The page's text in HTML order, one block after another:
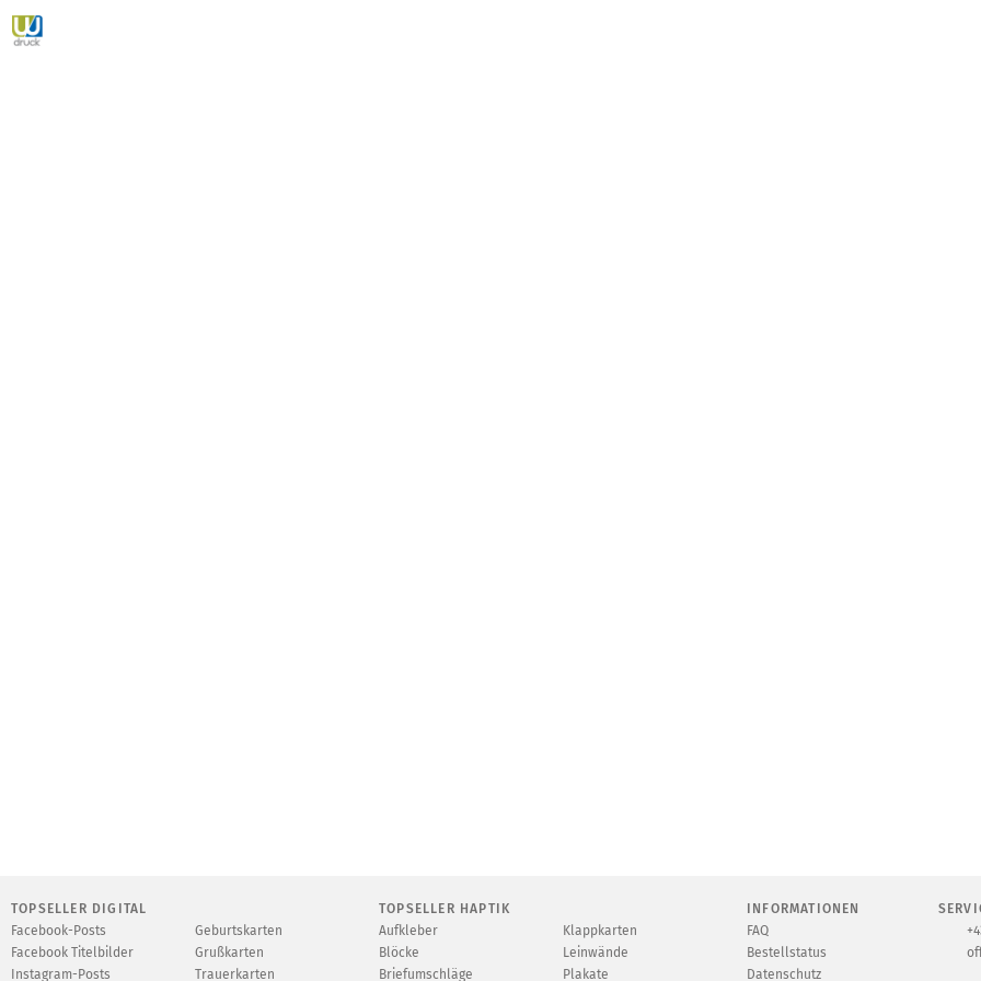
TOPSELLER DIGITAL
Facebook-Posts
Facebook Titelbilder
Instagram-Posts
Geburtskarten
Grußkarten
Trauerkarten
TOPSELLER HAPTIK
Aufkleber
Blöcke
Briefumschläge
Klappkarten
Leinwände
Plakate
INFORMATIONEN
FAQ
Bestellstatus
Datenschutz